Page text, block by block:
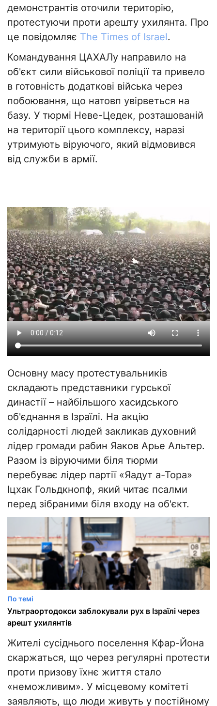
демонстрантів оточили територію,
протестуючи проти арешту ухилянта. Про
це повідомляє The Times of Israel.
Командування ЦАХАЛу направило на
об'єкт сили військової поліції та привело
в готовність додаткові війська через
побоювання, що натовп увірветься на
базу. У тюрмі Неве-Цедек, розташованій
на території цього комплексу, наразі
утримують віруючого, який відмовився
від служби в армії.
Основну масу протестувальників
складають представники гурської
династії – найбільшого хасидського
об'єднання в Ізраїлі. На акцію
солідарності людей закликав духовний
лідер громади рабин Яаков Арье Альтер.
Разом із віруючими біля тюрми
перебуває лідер партії «Яадут а-Тора»
Іцхак Гольдкнопф, який читає псалми
перед зібраними біля входу на об'єкт.
По темі
Ультраортодокси заблокували рух в Ізраїлі через
арешт ухилянтів
Жителі сусіднього поселення Кфар-Йона
скаржаться, що через регулярні протести
проти призову їхнє життя стало
«неможливим». У місцевому комітеті
заявляють, що люди живуть у постійному